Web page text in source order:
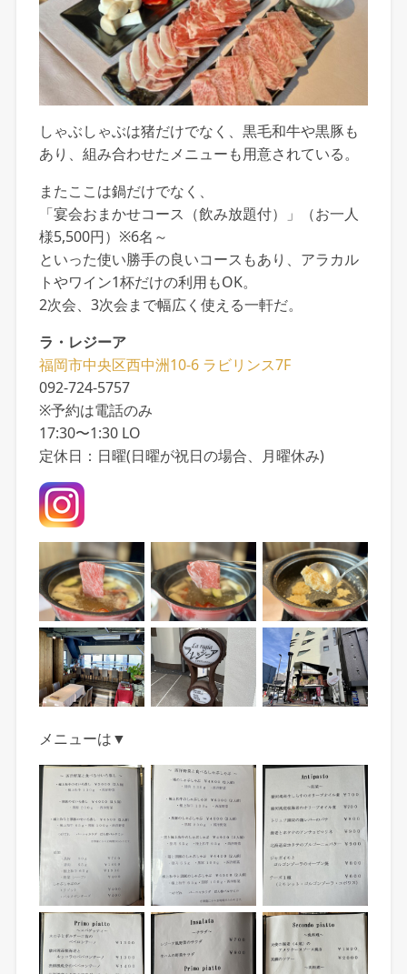
しゃぶしゃぶは猪だけでなく、黒毛和牛や黒豚も
あり、組み合わせたメニューも用意されている。
またここは鍋だけでなく、
「宴会おまかせコース（飲み放題付）」（お一人
様5,500円）※6名～
といった使い勝手の良いコースもあり、アラカル
トやワイン1杯だけの利用もOK。
2次会、3次会まで幅広く使える一軒だ。
ラ・レジーア
福岡市中央区西中洲10-6 ラビリンス7F
092-724-5757
※予約は電話のみ
17:30〜1:30 LO
定休日：日曜(日曜が祝日の場合、月曜休み)
メニューは▼